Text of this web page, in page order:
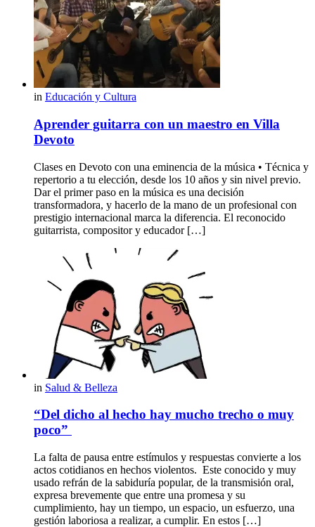
in Educación y Cultura
Aprender guitarra con un maestro en Villa
Devoto
Clases en Devoto con una eminencia de la música • Técnica y
repertorio a tu elección, desde los 10 años y sin nivel previo.
Dar el primer paso en la música es una decisión
transformadora, y hacerlo de la mano de un profesional con
prestigio internacional marca la diferencia. El reconocido
guitarrista, compositor y educador […]
in Salud & Belleza
“Del dicho al hecho hay mucho trecho o muy
poco”
La falta de pausa entre estímulos y respuestas convierte a los
actos cotidianos en hechos violentos. Este conocido y muy
usado refrán de la sabiduría popular, de la transmisión oral,
expresa brevemente que entre una promesa y su
cumplimiento, hay un tiempo, un espacio, un esfuerzo, una
gestión laboriosa a realizar, a cumplir. En estos […]